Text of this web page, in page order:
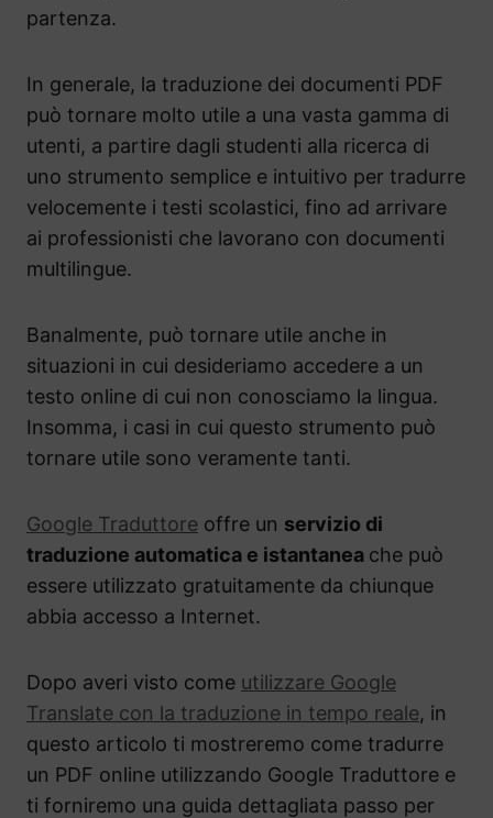
partenza.
In generale, la traduzione dei documenti PDF
può tornare molto utile a una vasta gamma di
utenti, a partire dagli studenti alla ricerca di
uno strumento semplice e intuitivo per tradurre
velocemente i testi scolastici, fino ad arrivare
ai professionisti che lavorano con documenti
multilingue.
Banalmente, può tornare utile anche in
situazioni in cui desideriamo accedere a un
testo online di cui non conosciamo la lingua.
Insomma, i casi in cui questo strumento può
tornare utile sono veramente tanti.
Google Traduttore offre un servizio di
traduzione automatica e istantanea che può
essere utilizzato gratuitamente da chiunque
abbia accesso a Internet.
Dopo averi visto come utilizzare Google
Translate con la traduzione in tempo reale, in
questo articolo ti mostreremo come tradurre
un PDF online utilizzando Google Traduttore e
ti forniremo una guida dettagliata passo per